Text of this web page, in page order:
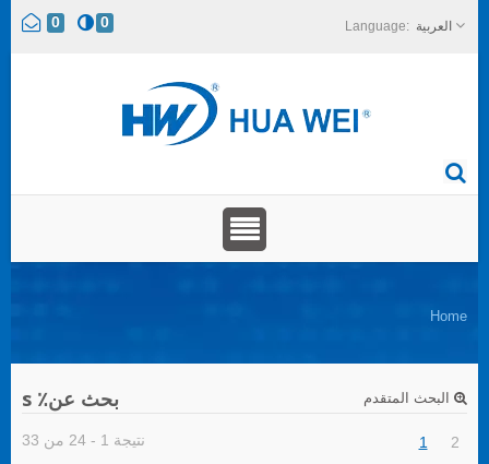
0 0 العربية
Home
بحث عن٪ s البحث المتقدم
نتيجة 1 - 24 من 33 1 2